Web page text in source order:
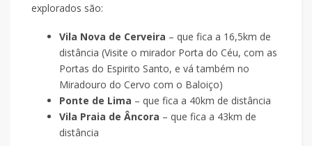
explorados são:
Vila Nova de Cerveira – que fica a 16,5km de
distância (Visite o mirador Porta do Céu, com as
Portas do Espirito Santo, e vá também no
Miradouro do Cervo com o Baloiço)
Ponte de Lima – que fica a 40km de distância
Vila Praia de Âncora – que fica a 43km de
distância